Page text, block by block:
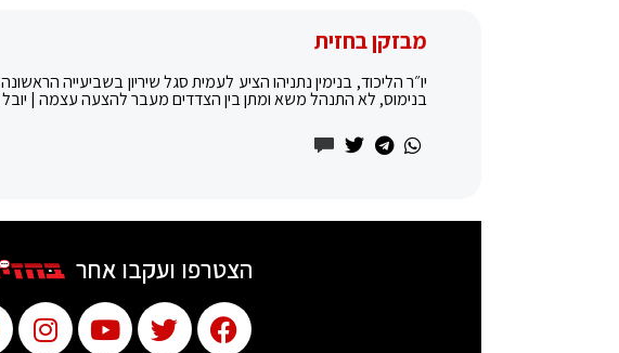
מבזקן בחזית
יו״ר הליכוד, בנימין נתניהו הציע לעמית סגל שיריון בשביעייה
בנימוס, לא התנהל משא ומתן בין הצדדים מעבר להצעה עצמה |
הצטרפו ועקבו אחר